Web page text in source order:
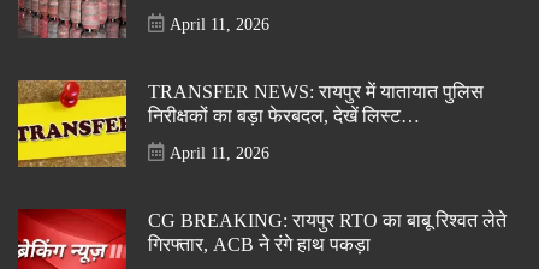
April 11, 2026
TRANSFER NEWS: रायपुर में यातायात पुलिस
निरीक्षकों का बड़ा फेरबदल, देखें लिस्ट…
April 11, 2026
CG BREAKING: रायपुर RTO का बाबू रिश्वत लेते
गिरफ्तार, ACB ने रंगे हाथ पकड़ा